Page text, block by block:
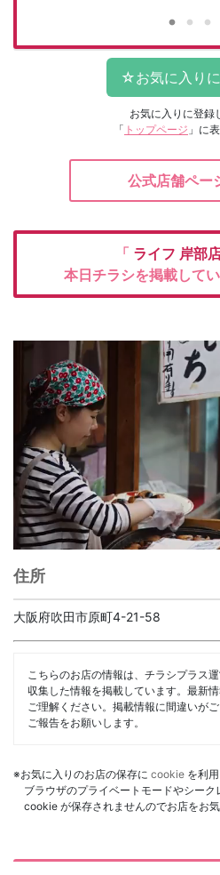
お気に入りに登録
「 トップページ 」に
公式店舗ペー
「 ライフ 岸部
本日チラシを掲載して
住所
大阪府吹田市原町4-21-58
こちらのお店の情報は、チラシプラス
収集した情報を掲載しています。最新
ご理解ください。掲載情報に間違いが
ご報告をお願いします。
※お気に入りのお店の保存に cookie を利用
ブラウザのプライベートモードやシー
cookie が保存されませんのでお店をお気